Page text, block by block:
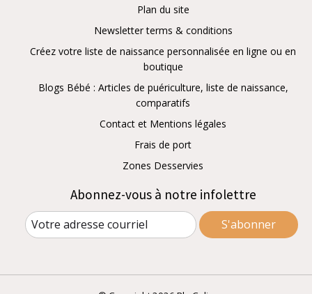
Plan du site
Newsletter terms & conditions
Créez votre liste de naissance personnalisée en ligne ou en
boutique
Blogs Bébé : Articles de puériculture, liste de naissance,
comparatifs
Contact et Mentions légales
Frais de port
Zones Desservies
Abonnez-vous à notre infolettre
S'abonner